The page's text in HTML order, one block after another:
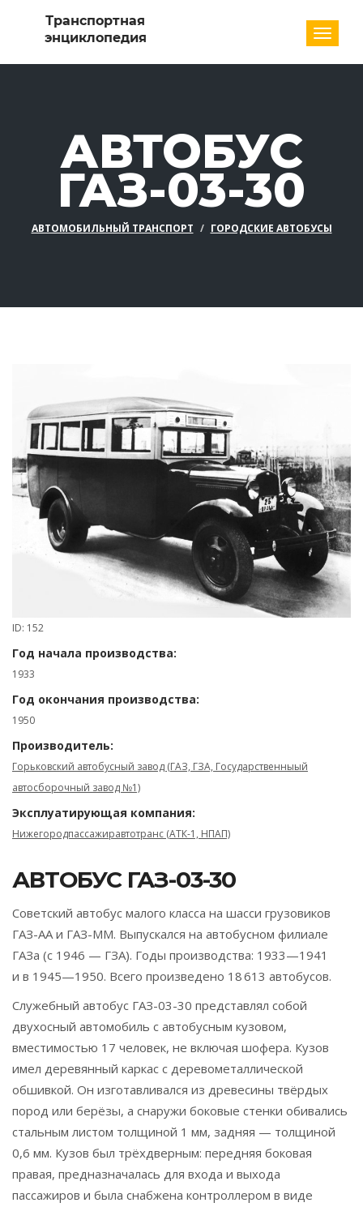
АВТОБУС
ГАЗ-03-30
АВТОМОБИЛЬНЫЙ ТРАНСПОРТ ГОРОДСКИЕ АВТОБУСЫ
ID: 152
Год начала производства:
1933
Год окончания производства:
1950
Производитель:
Горьковский автобусный завод (ГАЗ, ГЗА, Государственныый
автосборочный завод №1)
Эксплуатирующая компания:
Нижегородпассажиравтотранс (АТК-1, НПАП)
АВТОБУС ГАЗ-03-30
Советский автобус малого класса на шасси грузовиков
ГАЗ-АА и ГАЗ-ММ. Выпускался на автобусном филиале
ГАЗа (с 1946 — ГЗА). Годы производства: 1933—1941
и в 1945—1950. Всего произведено 18 613 автобусов.
Служебный автобус ГАЗ-03-30 представлял собой
двухосный автомобиль с автобусным кузовом,
вместимостью 17 человек, не включая шофера. Кузов
имел деревянный каркас с деревометаллической
обшивкой. Он изготавливался из древесины твёрдых
пород или берёзы, а снаружи боковые стенки обивались
стальным листом толщиной 1 мм, задняя — толщиной
0,6 мм. Кузов был трёхдверным: передняя боковая
правая, предназначалась для входа и выхода
пассажиров и была снабжена контроллером в виде